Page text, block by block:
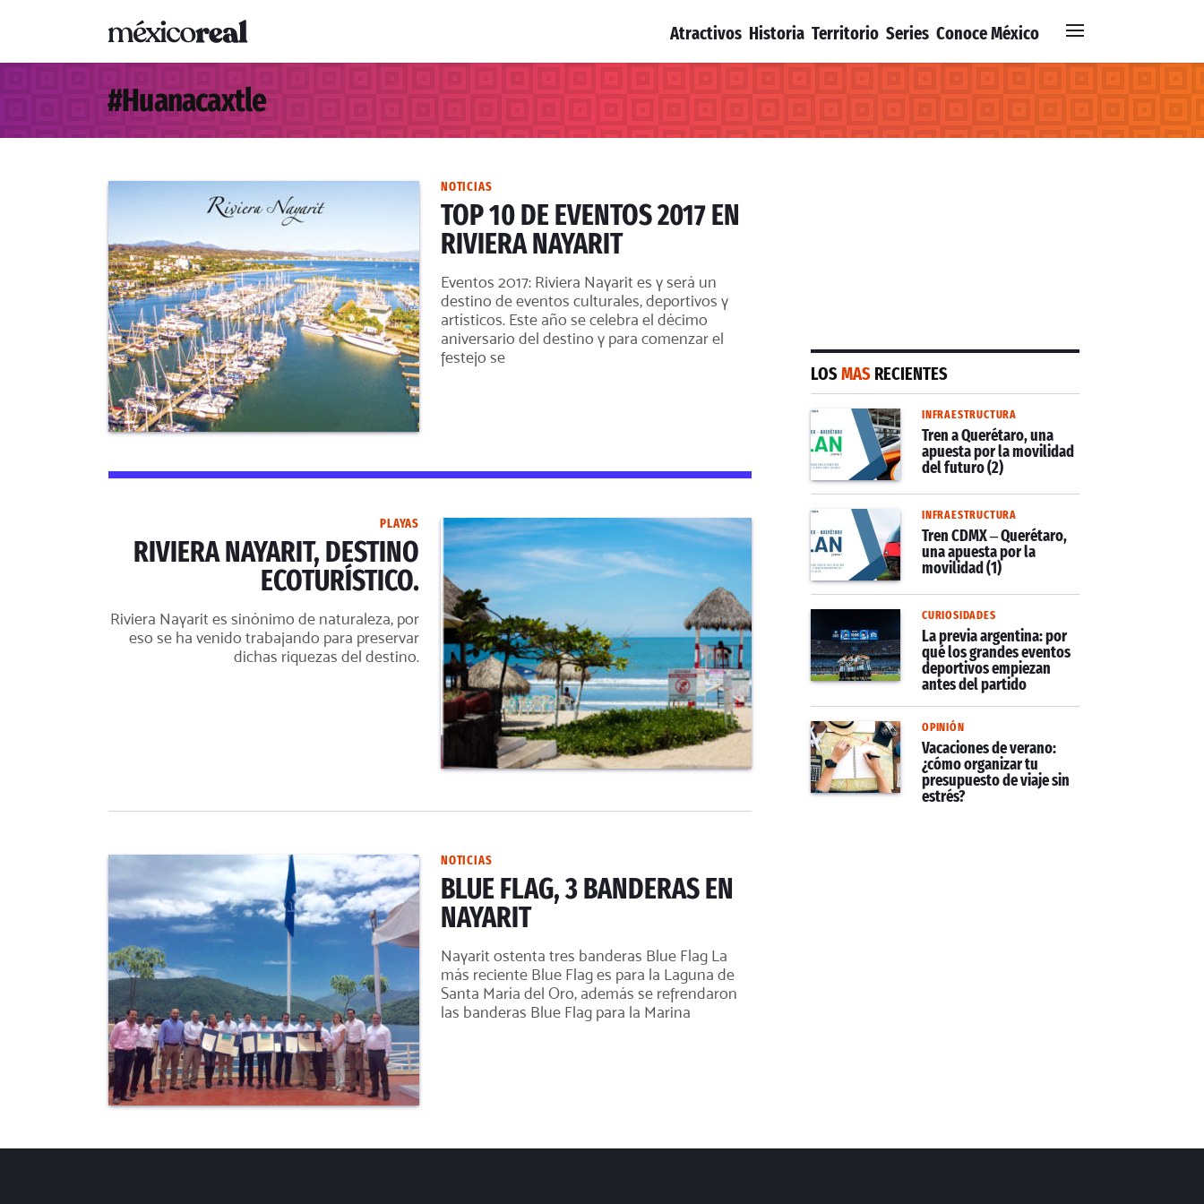
Atractivos Historia Territorio Series Conoce México
#Huanacaxtle
NOTICIAS
TOP 10 DE EVENTOS 2017 EN
RIVIERA NAYARIT
Eventos 2017: Riviera Nayarit es y será un
destino de eventos culturales, deportivos y
artísticos. Este año se celebra el décimo
aniversario del destino y para comenzar el
festejo se
PLAYAS
RIVIERA NAYARIT, DESTINO
ECOTURÍSTICO.
Riviera Nayarit es sinónimo de naturaleza, por
eso se ha venido trabajando para preservar
dichas riquezas del destino.
NOTICIAS
BLUE FLAG, 3 BANDERAS EN
NAYARIT
Nayarit ostenta tres banderas Blue Flag La
más reciente Blue Flag es para la Laguna de
Santa María del Oro, además se refrendaron
las banderas Blue Flag para la Marina
LOSMAS RECIENTES
INFRAESTRUCTURA
Tren a Querétaro, una
apuesta por la movilidad
del futuro (2)
INFRAESTRUCTURA
Tren CDMX – Querétaro,
una apuesta por la
movilidad (1)
CURIOSIDADES
La previa argentina: por
qué los grandes eventos
deportivos empiezan
antes del partido
OPINIÓN
Vacaciones de verano:
¿cómo organizar tu
presupuesto de viaje sin
estrés?